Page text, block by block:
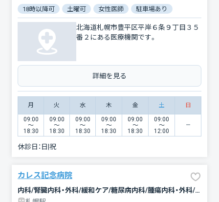
18時以降可 土曜可 女性医師 駐車場あり
北海道札幌市豊平区平岸６条９丁目３５
番２にある医療機関です。
詳細を見る
月 火 水 木 金 土 日
09:00
〜
18:30
09:00
〜
18:30
09:00
〜
18:30
09:00
〜
18:30
09:00
〜
18:30
09:00
〜
12:00
休診日： 日|祝
カレス記念病院
内科/腎臓内科・外科/緩和ケア/糖尿病内科/腫瘍内科・外科/心臓血管外科/放射線科/形成外科/婦人科/眼科/リハビリテーション/外科/乳腺外科/麻酔科/整形外科/泌尿器科/臨床検査・病理診断/脳神経外科/呼吸器内科/呼吸器外科/消化器科/循環器科